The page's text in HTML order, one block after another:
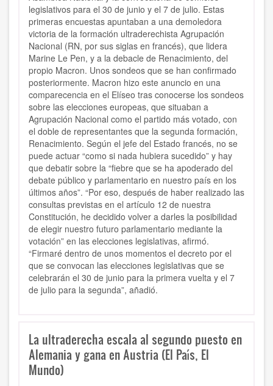
legislativos para el 30 de junio y el 7 de julio. Estas
primeras encuestas apuntaban a una demoledora
victoria de la formación ultraderechista Agrupación
Nacional (RN, por sus siglas en francés), que lidera
Marine Le Pen, y a la debacle de Renacimiento, del
propio Macron. Unos sondeos que se han confirmado
posteriormente. Macron hizo este anuncio en una
comparecencia en el Elíseo tras conocerse los sondeos
sobre las elecciones europeas, que situaban a
Agrupación Nacional como el partido más votado, con
el doble de representantes que la segunda formación,
Renacimiento. Según el jefe del Estado francés, no se
puede actuar “como si nada hubiera sucedido” y hay
que debatir sobre la “fiebre que se ha apoderado del
debate público y parlamentario en nuestro país en los
últimos años”. “Por eso, después de haber realizado las
consultas previstas en el artículo 12 de nuestra
Constitución, he decidido volver a darles la posibilidad
de elegir nuestro futuro parlamentario mediante la
votación” en las elecciones legislativas, afirmó.
“Firmaré dentro de unos momentos el decreto por el
que se convocan las elecciones legislativas que se
celebrarán el 30 de junio para la primera vuelta y el 7
de julio para la segunda”, añadió.
La ultraderecha escala al segundo puesto en
Alemania y gana en Austria (El País, El
Mundo)